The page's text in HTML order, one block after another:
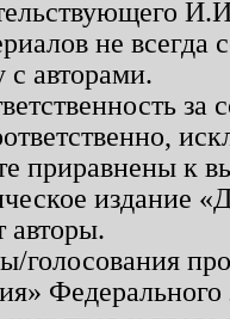
не
с авторами.
приравнены к
издание
авторы.
голосования